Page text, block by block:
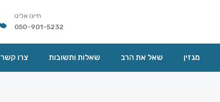
חייגו אלינו
050-901-5232
מגזין שאל את הרב שאלות ותשובות צרו קשר